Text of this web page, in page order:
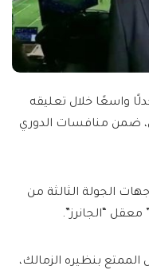
واسعًا خلال تعليقه
ضمن منافسات الدوري
الجولة الثالثة من
معقل “الجانرز”.
بنظيره الزمالك،